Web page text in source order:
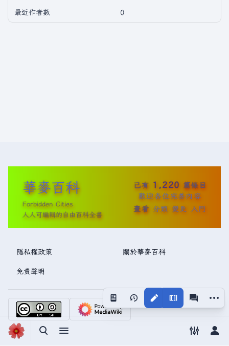
切換搜尋切換選單 切換偏好
切
視圖 更多
最近作者數 0
華麥百科
Forbidden Cities
人人可編輯的自由百科全書
已有 1,220 篇條目
歡迎各位完善內容
查看 分類 變更 入門
隱私權政策 關於華麥百科
免責聲明